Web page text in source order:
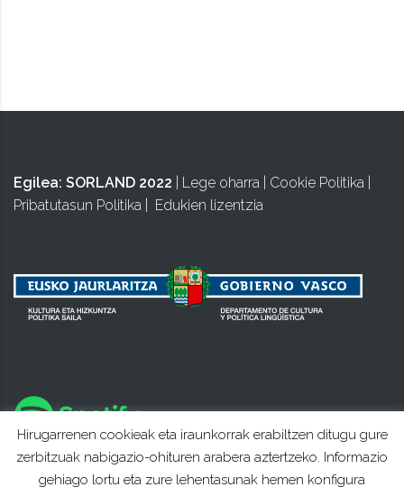
Egilea: SORLAND 2022 Lege oharra Cookie Politika
Pribatutasun Politika
Edukien lizentzia
Hirugarrenen cookieak eta iraunkorrak erabiltzen ditugu gure
zerbitzuak nabigazio-ohituren arabera aztertzeko. Informazio
gehiago lortu eta zure lehentasunak hemen konfigura